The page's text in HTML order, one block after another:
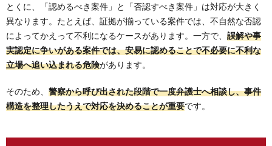
とくに、「認めるべき案件」と「否認すべき案件」は対応が大きく
異なります。たとえば、証拠が揃っている案件では、不自然な否認
によってかえって不利になるケースがあります。一方で、 誤解や事
実認定に争いがある案件では、安易に認めることで不必要に不利な
立場へ追い込まれる危険があります。
そのため、 警察から呼び出された段階で一度弁護士へ相談し、事件
構造を整理したうえで対応を決めることが重要です。